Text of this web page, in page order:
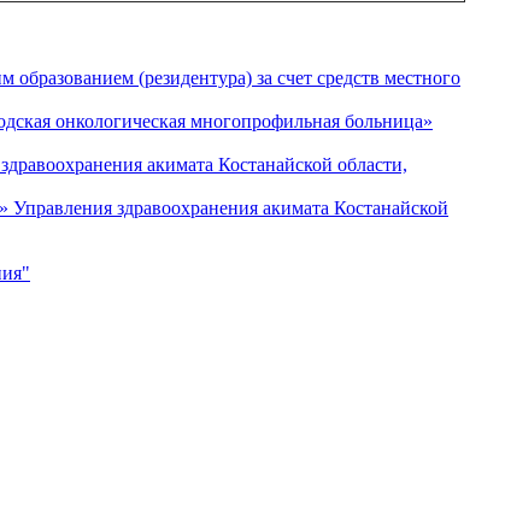
(резидентура) за счет средств местного
онкологическая многопрофильная больница»
акимата Костанайской области,
здравоохранения акимата Костанайской